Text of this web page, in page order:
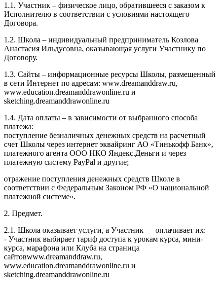
1.1. Участник – физическое лицо, обратившееся с заказом к
Исполнителю в соответствии с условиями настоящего
Договора.
1.2. Школа – индивидуальный предприниматель Козлова
Анастасия Ильдусовна, оказывающая услуги Участнику по
Договору.
1.3. Сайты – информационные ресурсы Школы, размещенный
в сети Интернет по адресам: www.dreamanddraw.ru,
www.education.dreamanddrawonline.ru и
sketching.dreamanddrawonline.ru
1.4. Дата оплаты – в зависимости от выбранного способа
платежа:
поступление безналичных денежных средств на расчетный
счет Школы через интернет эквайринг АО «Тинькофф Банк»,
платежного агента ООО НКО Яндекс.Деньги и через
платежную систему PayPal и другие;
отражение поступления денежных средств Школе в
соответствии с Федеральным Законом РФ «О национальной
платежной системе».
2. Предмет.
2.1. Школа оказывает услуги, а Участник — оплачивает их:
- Участник выбирает тариф доступа к урокам курса, мини-
курса, марафона или Клуба на страница
сайтовwww.dreamanddraw.ru,
www.education.dreamanddrawonline.ru и
sketching.dreamanddrawonline.ru